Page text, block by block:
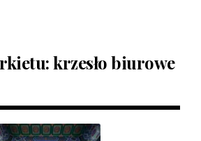
krzesło biurowe